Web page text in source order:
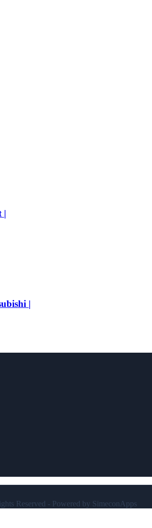
|
|
Reserved - Powered by SimeconApps